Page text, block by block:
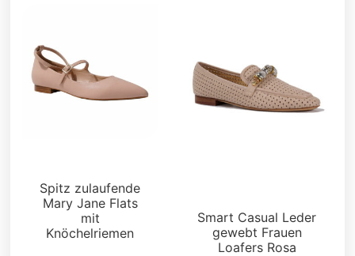
Spitz zulaufende
Mary Jane Flats
mit
Knöchelriemen
Smart Casual Leder
gewebt Frauen
Loafers Rosa